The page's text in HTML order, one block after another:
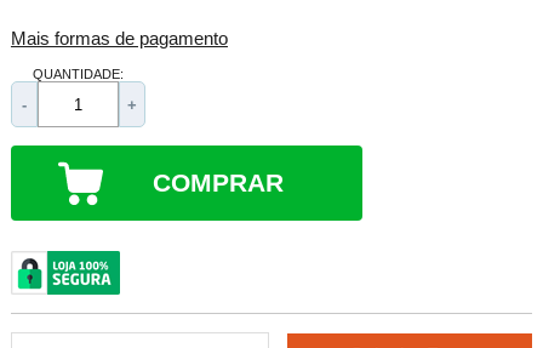
Mais formas de pagamento
QUANTIDADE:
- +
COMPRAR